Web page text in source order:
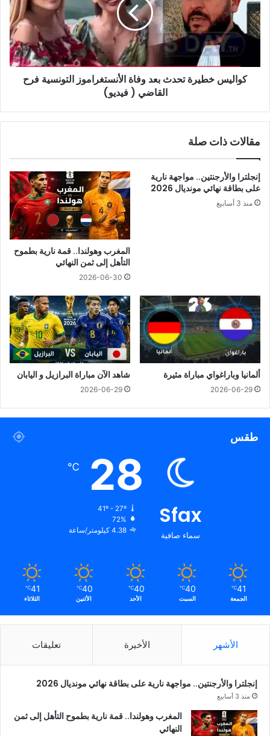
وفاة
الأنستغراموز
التونسية
القاضي
كواليس خطيرة تحدث بعد وفاة الأنستغراموز التونسية فرح
القاضي ( فيديو)
مقالات ذات صلة
إنجلترا والأرجنتين.. مواجهة نارية
على بطاقة نهائي مونديال 2026
منذ 3 أسابيع
المغرب وهولندا.. قمة نارية بطموح
التأهل إلى ثمن النهائي
2026-06-30
ألمانيا وباراغواي مباراة مثيرة
2026-06-29
شاهد الآن مباراة البرازيل و اليابان
2026-06-29
طقس
Sfax
سماء صافية
28
℃
41º - 27º
72%
4.38 كيلومتر/ساعة
41
℃
الجمعة
40
℃
السبت
40
℃
الأحد
40
℃
الأثنين
41
℃
الثلاثاء
الأشهر الأخيرة تعليقات
إنجلترا والأرجنتين.. مواجهة نارية على بطاقة نهائي مونديال 2026
منذ 3 أسابيع
المغرب وهولندا.. قمة نارية بطموح التأهل إلى ثمن
النهائي